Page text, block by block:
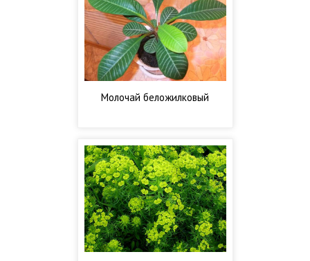
Молочай беложилковый